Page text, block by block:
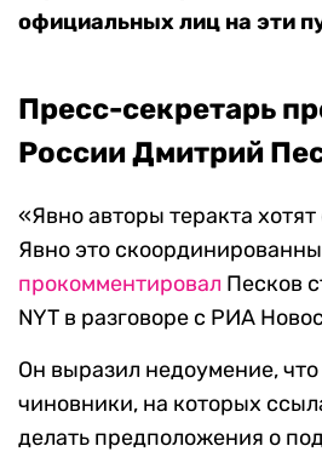
официальных лиц на эти
Пресс-секретарь
России Дмитрий
«Явно авторы теракта
Явно это
прокомментировал Песков
NYT в разговоре с РИА
Он выразил недоумение,что
чиновники, на которых
делать предположения о